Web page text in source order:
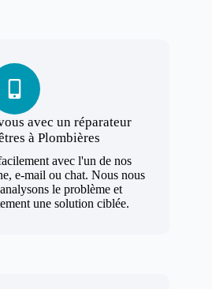
avec un réparateur
à Plombières
avec l'un de nos
e-mail ou chat. Nous nous
le problème et
une solution ciblée.